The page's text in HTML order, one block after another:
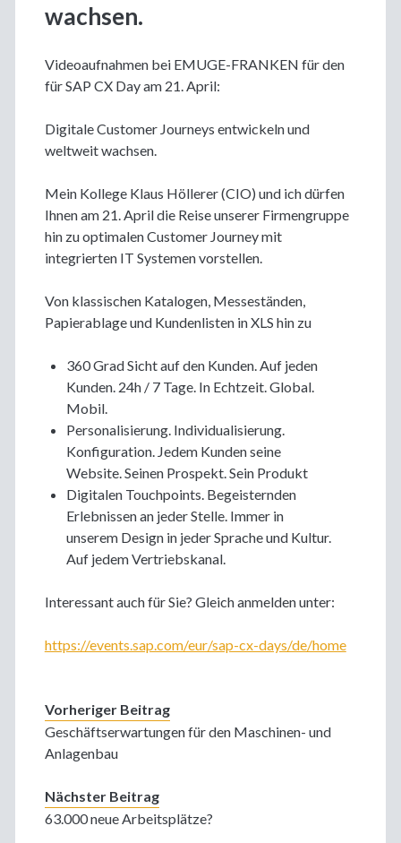
wachsen.
Videoaufnahmen bei EMUGE-FRANKEN für den
für SAP CX Day am 21. April:
Digitale Customer Journeys entwickeln und
weltweit wachsen.
Mein Kollege Klaus Höllerer (CIO) und ich dürfen
Ihnen am 21. April die Reise unserer Firmengruppe
hin zu optimalen Customer Journey mit
integrierten IT Systemen vorstellen.
Von klassischen Katalogen, Messeständen,
Papierablage und Kundenlisten in XLS hin zu
360 Grad Sicht auf den Kunden. Auf jeden
Kunden. 24h / 7 Tage. In Echtzeit. Global.
Mobil.
Personalisierung. Individualisierung.
Konfiguration. Jedem Kunden seine
Website. Seinen Prospekt. Sein Produkt
Digitalen Touchpoints. Begeisternden
Erlebnissen an jeder Stelle. Immer in
unserem Design in jeder Sprache und Kultur.
Auf jedem Vertriebskanal.
Interessant auch für Sie? Gleich anmelden unter:
https://events.sap.com/eur/sap-cx-days/de/home
Vorheriger Beitrag
Geschäftserwartungen für den Maschinen- und
Anlagenbau
Nächster Beitrag
63.000 neue Arbeitsplätze?